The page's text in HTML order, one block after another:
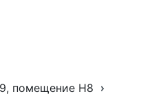
помещение Н8